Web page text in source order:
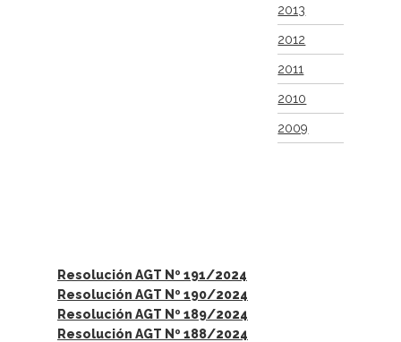
2013
2012
2011
2010
2009
Resolución AGT Nº 191/2024
Resolución AGT Nº 190/2024
Resolución AGT Nº 189/2024
Resolución AGT Nº 188/2024